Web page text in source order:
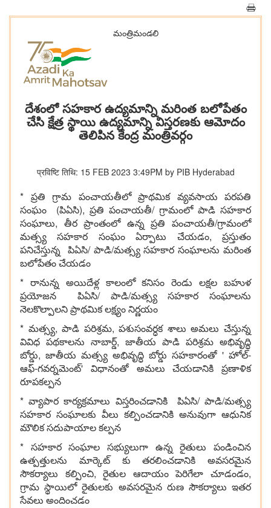
మంత్రిమండలి
దేశంలో సహకార ఉద్యమాన్ని మరింత బలోపేతం
చేసి క్షేత్ర స్థాయి ఉద్యమాన్ని విస్తరణకు ఆమోదం
తెలిపిన కేంద్ర మంత్రివర్గం
प्रविष्टि तिथि: 15 FEB 2023 3:49PM by PIB Hyderabad
* ప్రతి గ్రామ పంచాయతీలో ప్రాథమిక వ్యవసాయ పరపతి
సంఘం (పిఏసి), ప్రతి పంచాయతీ/ గ్రామంలో పాడి సహకార
సంఘాలు, తీర ప్రాంతంలో ఉన్న ప్రతి పంచాయతీ/గ్రామంలో
మత్స్య సహకార సంఘం ఏర్పాటు చేయడం, ప్రస్తుతం
పనిచేస్తున్న పిఏసి/ పాడి/మత్స్య సహకార సంఘాలను మరింత
బలోపేతం చేయడం
* రానున్న అయిదేళ్ల కాలంలో కనిసం రెండు లక్షల బహుళ
ప్రయోజన పిఏసి/ పాడి/మత్స్య సహకార సంఘాలను
నెలకొల్పాలని ప్రాథమిక లక్ష్యం నిర్ణయం
* మత్స్య, పాడి పరిశ్రమ, పశుసంవర్ధక శాలు అమలు చేస్తున్న
వివిధ పథకాలను నాబార్డ్, జాతీయ పాడి పరిశ్రమ అభివృద్ధి
బోర్డు, జాతీయ మత్స్య అభివృద్ధి బోర్డు సహకారంతో ' హోల్-
ఆఫ్-గవర్నమెంట్' విధానంతో అమలు చేయడానికి ప్రణాళిక
రూపకల్పన
* వ్యాపార కార్యక్రమాలు విస్తరించడానికి పిఏసి/ పాడి/మత్స్య
సహకార సంఘాలకు వీలు కల్పించడానికి అనువుగా ఆధునిక
మౌలిక సదుపాయాల కల్పన
* సహకార సంఘాల సభ్యులుగా ఉన్న రైతులు పండించిన
ఉత్పత్తులను మార్కెట్ కు తరలించడానికి అవసరమైన
సౌకర్యాలు కల్పించి, రైతుల ఆదాయం పెరిగేలా చూడండం,
గ్రామ స్థాయిలో రైతులకు అవసరమైన రుణ సౌకర్యాలు ఇతర
సేవలు అందించడం